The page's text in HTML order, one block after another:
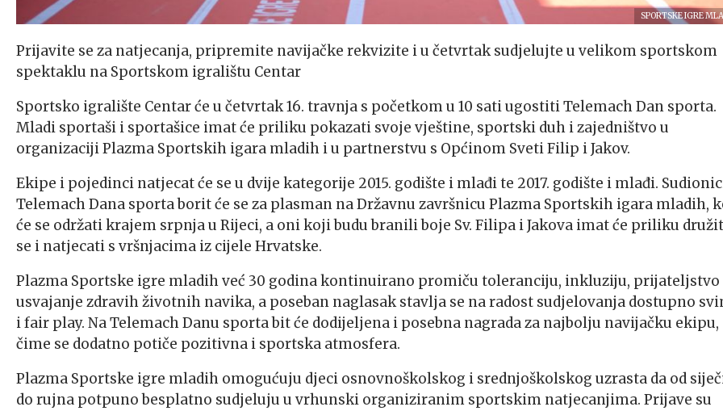
SPORTSKE IGRE
Prijavite se za natjecanja, pripremite navijačke rekvizite i u četvrtak sudjelujte u velikom sportskom
spektaklu na Sportskom igralištu Centar
Sportsko igralište Centar će u četvrtak 16. travnja s početkom u 10 sati ugostiti Telemach Dan sporta.
Mladi sportaši i sportašice imat će priliku pokazati svoje vještine, sportski duh i zajedništvo u
organizaciji Plazma Sportskih igara mladih i u partnerstvu s Općinom Sveti Filip i Jakov.
Ekipe i pojedinci natjecat će se u dvije kategorije 2015. godište i mlađi te 2017. godište i mlađi.
Telemach Dana sporta borit će se za plasman na Državnu završnicu Plazma Sportskih igara mladih,
će se održati krajem srpnja u Rijeci, a oni koji budu branili boje Sv. Filipa i Jakova imat će priliku
se i natjecati s vršnjacima iz cijele Hrvatske.
Plazma Sportske igre mladih već 30 godina kontinuirano promiču toleranciju, inkluziju, prijateljstvo
usvajanje zdravih životnih navika, a poseban naglasak stavlja se na radost sudjelovanja dostupno
i fair play. Na Telemach Danu sporta bit će dodijeljena i posebna nagrada za najbolju navijačku ekipu,
čime se dodatno potiče pozitivna i sportska atmosfera.
Plazma Sportske igre mladih omogućuju djeci osnovnoškolskog i srednjoškolskog uzrasta da od
do rujna potpuno besplatno sudjeluju u vrhunski organiziranim sportskim natjecanjima. Prijave su